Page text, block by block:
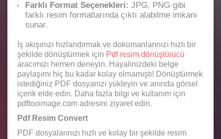
Farklı Format Seçenekleri: JPG, PNG gibi
farklı resim formatlarında çıktı alabilme imkanı
sunar.
İş akışınızı hızlandırmak ve dokümanlarınızı hızlı bir
şekilde dönüştürmek için Pdf resim dönüştürücü
aracımızı hemen deneyin. Hayalinizdeki belge
paylaşımı hiç bu kadar kolay olmamıştı! Dönüştürmek
istediğiniz PDF dosyanızı yükleyin ve anında görsel
içerik elde edin. Daha fazla bilgi ve kullanım için
pdftooimage.com adresini ziyaret edin.
Pdf Resim Convert
PDF dosyalarınızı hızlı ve kolay bir şekilde resim